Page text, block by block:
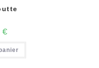
€